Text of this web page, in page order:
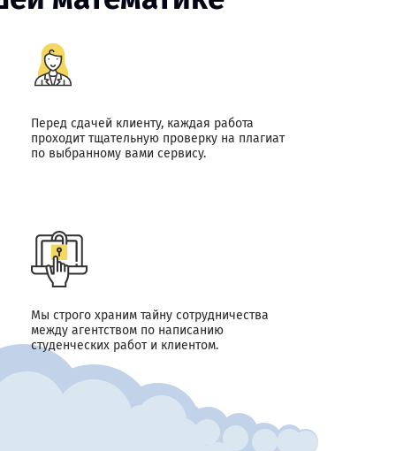
Перед сдачей клиенту, каждая работа
проходит тщательную проверку на плагиат
по выбранному вами сервису.
Мы строго храним тайну сотрудничества
между агентством по написанию
студенческих работ и клиентом.